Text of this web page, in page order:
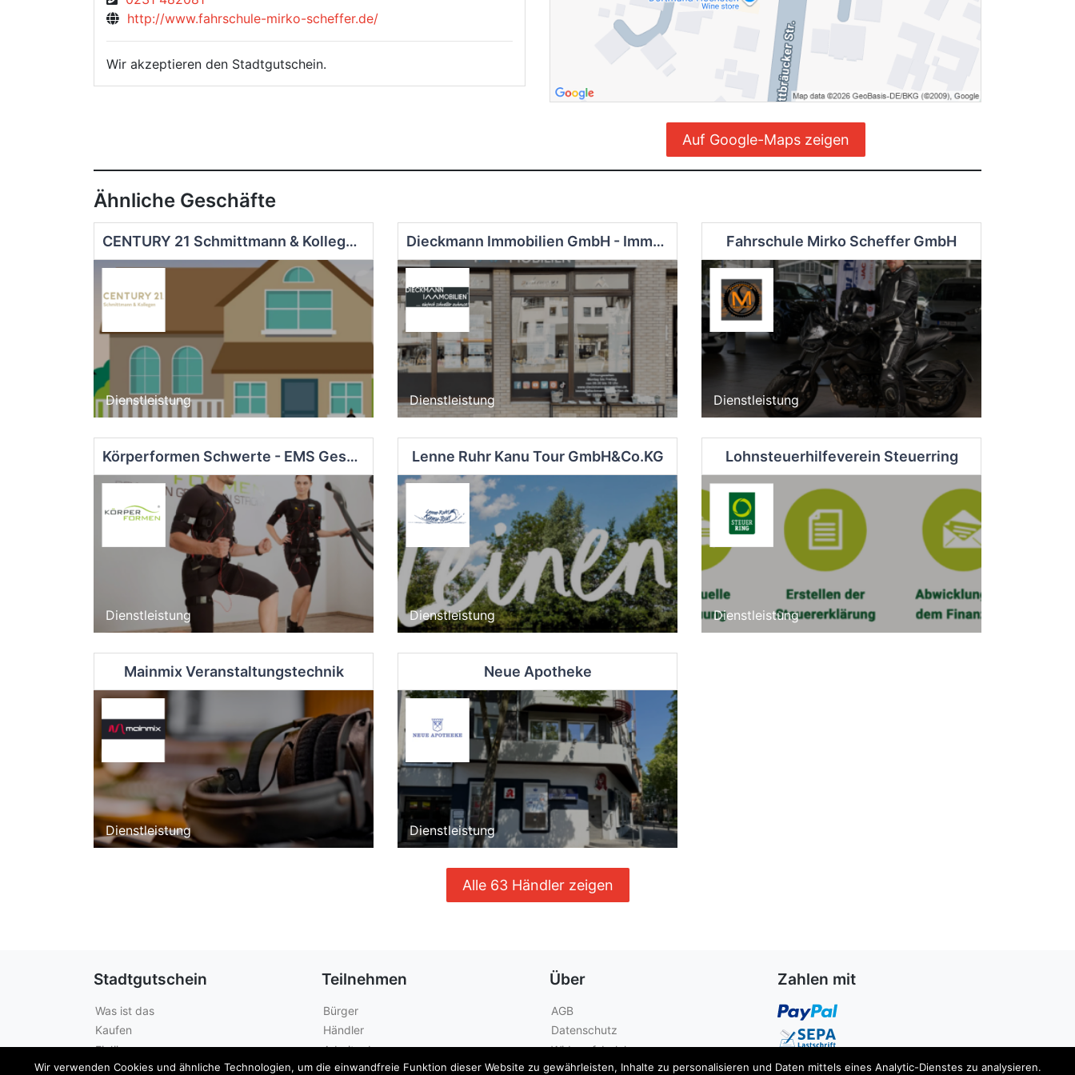
http://www.fahrschule-mirko-scheffer.de/
Wir akzeptieren den Stadtgutschein.
Auf Google-Maps zeigen
Ähnliche Geschäfte
CENTURY 21 Schmittmann & Kollegen Immobilienmakler Dortmund
Dienstleistung
Dieckmann Immobilien GmbH - Immobilienmakler Schwerte
Dienstleistung
Fahrschule Mirko Scheffer GmbH
Dienstleistung
Körperformen Schwerte - EMS Gesundheitsstudio
Dienstleistung
Lenne Ruhr Kanu Tour GmbH&Co.KG
Dienstleistung
Lohnsteuerhilfeverein Steuerring
Dienstleistung
Mainmix Veranstaltungstechnik
Dienstleistung
Neue Apotheke
Dienstleistung
Alle 63 Händler zeigen
Stadtgutschein
Was ist das
Kaufen
Einlösen
Guthabenabfrage
Teilnehmen
Bürger
Händler
Arbeitgeber
Städte
Über
AGB
Datenschutz
Widerrufsbelehrung
Kontakt
Zahlen mit
Wir verwenden Cookies und ähnliche Technologien, um die einwandfreie Funktion dieser Website zu gewährleisten, Inhalte zu personalisieren und Daten mittels eines Analytic-Dienstes zu analysieren.